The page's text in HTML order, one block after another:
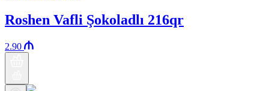
Roshen Vafli Şokoladlı 216qr
2.90